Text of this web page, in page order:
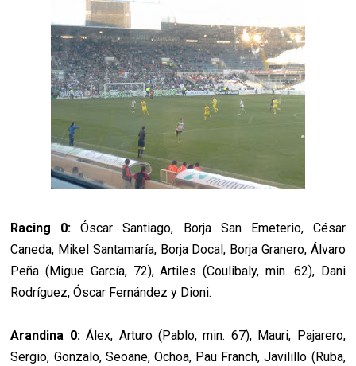
Racing 0: Óscar Santiago, Borja San Emeterio, César
Caneda, Mikel Santamaría, Borja Docal, Borja Granero, Álvaro
Peña (Migue García, 72), Artiles (Coulibaly, min. 62), Dani
Rodríguez, Óscar Fernández y Dioni.
Arandina 0:Álex, Arturo (Pablo, min. 67), Mauri, Pajarero,
Sergio, Gonzalo, Seoane, Ochoa, Pau Franch, Javilillo (Ruba,